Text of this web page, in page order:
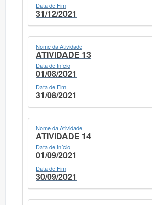
Data de Fim
31/12/2021
Nome da Atividade
ATIVIDADE 13
Data de Início
01/08/2021
Data de Fim
31/08/2021
Nome da Atividade
ATIVIDADE 14
Data de Início
01/09/2021
Data de Fim
30/09/2021